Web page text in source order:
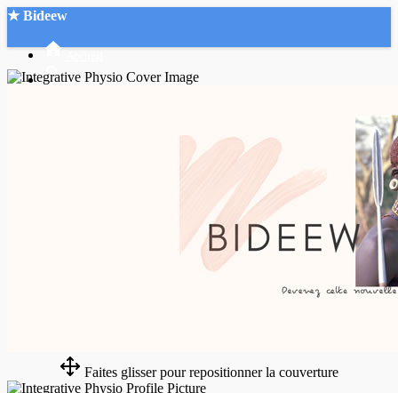
★ Bideew
Faites glisser pour repositionner la couverture